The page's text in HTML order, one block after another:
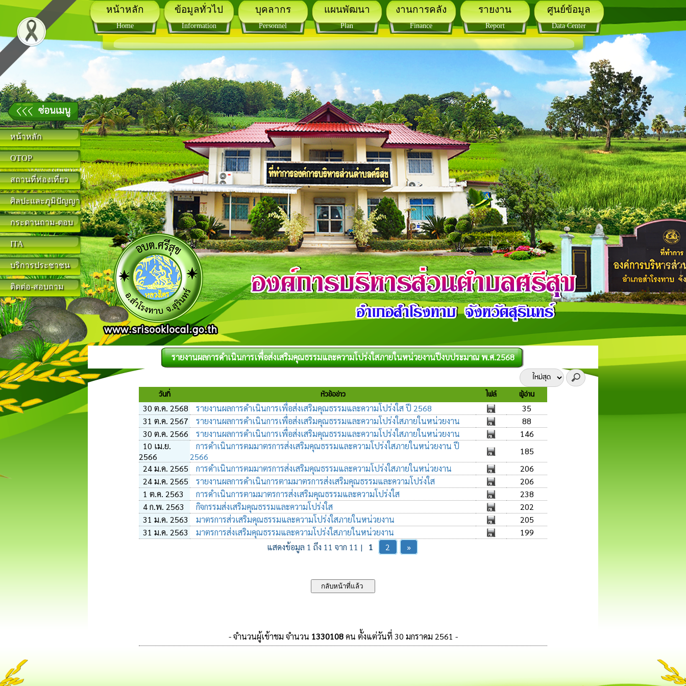
หน้าหลัก
OTOP
สถานที่ท่องเที่ยว
ศิลปะและภูมิปัญญา
กระดานถาม-ตอบ
ITA
บริการประชาชน
ติดต่อ-สอบถาม
หน้าหลัก
Home
ข้อมูลทั่วไป
Information
บุคลากร
Personnel
แผนพัฒนา
Plan
งานการคลัง
Finance
รายงาน
Report
ศูนย์ข้อมูล
Data Center
รายงานผลการดำเนินการเพื่อส่งเสริมคุณธรรมและความโปร่งใสภายในหน่วยงานปีงบประมาณ พ.ศ.2568
วันที่ หัวข้อข่าว ไฟล์ ผู้อ่าน
30 ต.ค. 2568 รายงานผลการดำเนินการเพื่อส่งเสริมคุณธรรมและความโปร่งใส ปี 2568
35
31 ต.ค. 2567
รายงานผลการดำเนินการเพื่อส่งเสริมคุณธรรมและความโปร่งใสภายในหน่วยงาน
88
30 ต.ค. 2566
รายงานผลการดำเนินการเพื่อส่งเสริมคุณธรรมและความโปร่งใสภายในหน่วยงาน
146
10 เม.ย.
2566
การดำเนินการตมมาตรการส่งเสริมคุณธรรมและความโปร่งใสภายในหน่วยงาน ปี
2566
185
24 ม.ค. 2565
การดำเนินการตมมาตรการส่งเสริมคุณธรรมและความโปร่งใสภายในหน่วยงาน
206
24 ม.ค. 2565
รายงานผลการดำเนินการตามมาตรการส่งเสริมคุณธรรมและความโปร่งใส
206
1 ต.ค. 2563
การดำเนินการตามมาตรการส่งเสริมคุณธรรมและความโปร่งใส
238
4 ก.พ. 2563
กิจกรรมส่งเสริมคุณธรรมและความโปร่งใส
202
31 ม.ค. 2563
มาตรการส่วเสริมคุณธรรมและความโปร่งใสภายในหน่วยงาน
205
31 ม.ค. 2563
มาตรการส่งเสริมคุณธรรมและความโปร่งใสภายในหน่วยงาน
199
แสดงข้อมูล 1 ถึง 11 จาก 11 | 1 2 »
- จำนวนผู้เข้าชม จำนวน 1330108คน ตั้งแต่วันที่ 30 มกราคม 2561 -